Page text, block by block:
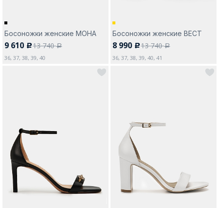
Да, все верно Изменить город
Босоножки женские МОНА
9 610 c13 740a
36, 37, 38, 39, 40
Босоножки женские ВЕСТ
8 990 c13 740a
36, 37, 38, 39, 40, 41